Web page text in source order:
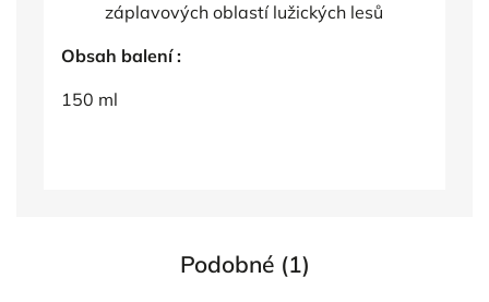
záplavových oblastí lužických lesů
Obsah balení :
150 ml
Podobné (1)